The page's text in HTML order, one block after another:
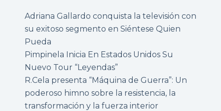
Adriana Gallardo conquista la televisión con
su exitoso segmento en Siéntese Quien
Pueda
Pimpinela Inicia En Estados Unidos Su
Nuevo Tour “Leyendas”
R.Cela presenta “Máquina de Guerra”: Un
poderoso himno sobre la resistencia, la
transformación y la fuerza interior